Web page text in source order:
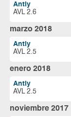
Antiy
AVL 2.6
marzo 2018
Antiy
AVL 2.5
enero 2018
Antiy
AVL 2.5
noviembre 2017